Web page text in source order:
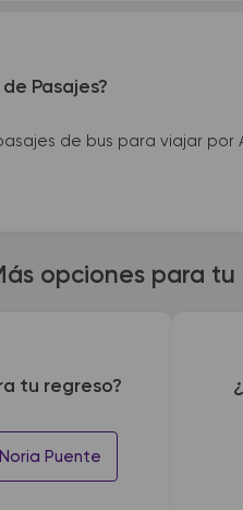
Pasajes?
de bus para viajar
opciones para
tu regreso?
Puente